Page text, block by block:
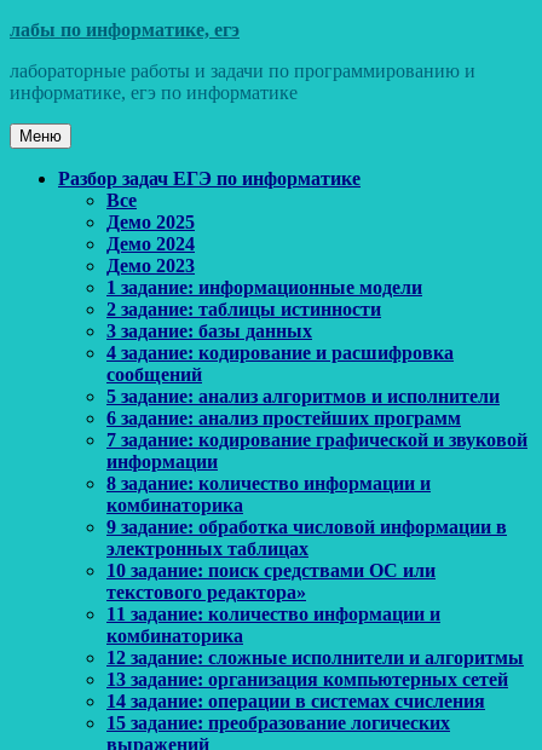
Перейти
содержимому
лабы по информатике, егэ
лабораторные работы и задачи по программированию и
информатике, егэ по информатике
Меню
Основное
Разбор задач ЕГЭ по информатике
Все
Демо 2025
Демо 2024
Демо 2023
1 задание: информационные модели
2 задание: таблицы истинности
3 задание: базы данных
4 задание: кодирование и расшифровка
сообщений
5 задание: анализ алгоритмов и исполнители
6 задание: анализ простейших программ
7 задание: кодирование графической и звуковой
информации
8 задание: количество информации и
комбинаторика
9 задание: обработка числовой информации в
электронных таблицах
10 задание: поиск средствами ОС или
текстового редактора»
11 задание: количество информации и
комбинаторика
12 задание: сложные исполнители и алгоритмы
13 задание: организация компьютерных сетей
14 задание: операции в системах счисления
15 задание: преобразование логических
выражений